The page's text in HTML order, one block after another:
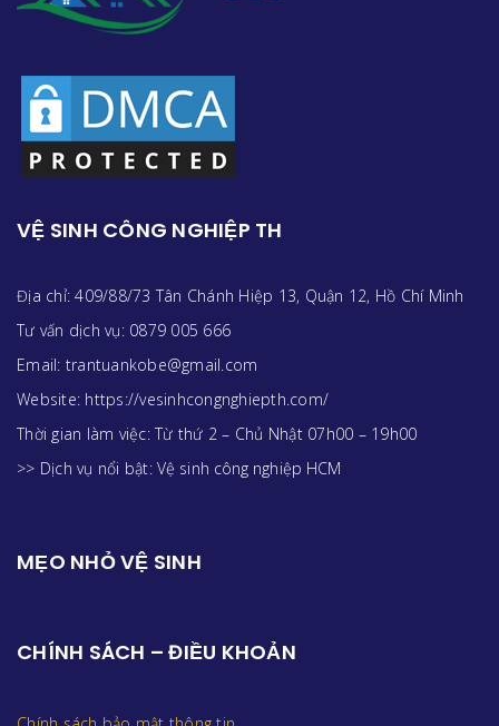
VỆ SINH CÔNG NGHIỆP TH
Địa chỉ: 409/88/73 Tân Chánh Hiệp 13, Quận 12, Hồ Chí Minh
Tư vấn dịch vụ: 0879 005 666
Email: trantuankobe@gmail.com
Website: https://vesinhcongnghiepth.com/
Thời gian làm việc: Từ thứ 2 – Chủ Nhật 07h00 – 19h00
>> Dịch vụ nổi bật: Vệ sinh công nghiệp HCM
MẸO NHỎ VỆ SINH
CHÍNH SÁCH – ĐIỀU KHOẢN